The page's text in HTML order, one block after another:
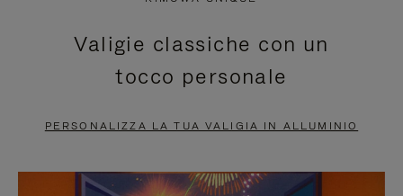
PAUSA,
PREMERE
METTERLO
PREMI
PER
ATTIVARE
Valigie classiche con un
tocco personale
PERSONALIZZA LA TUA VALIGIA IN ALLUMINIO